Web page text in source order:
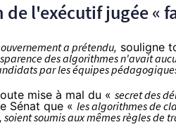
l'exécutif jugée «
a prétendu, souligne
des algorithmes n'avait
par les équipes
mise à mal du « secret des
Sénat que « les algorithmes de
soumis aux mêmes règles